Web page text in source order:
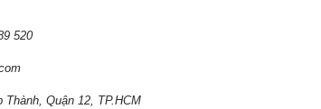
520
Quận 12, TP.HCM